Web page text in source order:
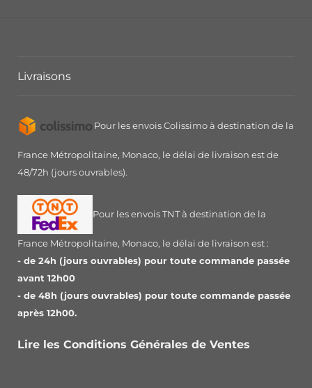
Livraisons
Pour les envois Colissimo à destination de la
France Métropolitaine, Monaco, le délai de livraison est de
48/72h (jours ouvrables).
Pour les envois TNT à destination de la
France Métropolitaine, Monaco, le délai de livraison est :
- de 24h (jours ouvrables) pour toute commande passée
avant 12h00
- de 48h (jours ouvrables) pour toute commande passée
après 12h00.
Lire les Conditions Générales de Ventes